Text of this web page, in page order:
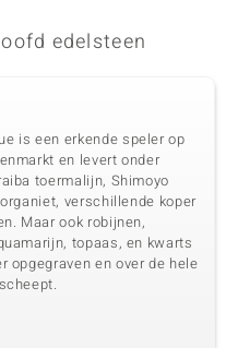
edelsteen
is een erkende speler op
en levert onder
toermalijn, Shimoyo
verschillende koper
Maar ook robijnen,
topaas, en kwarts
opgegraven en over de hele